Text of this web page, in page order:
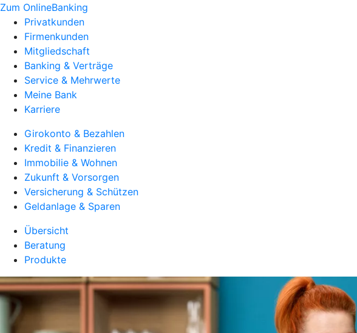
Zum OnlineBanking
Privatkunden
Firmenkunden
Mitgliedschaft
Banking & Verträge
Service & Mehrwerte
Meine Bank
Karriere
Girokonto & Bezahlen
Kredit & Finanzieren
Immobilie & Wohnen
Zukunft & Vorsorgen
Versicherung & Schützen
Geldanlage & Sparen
Übersicht
Beratung
Produkte